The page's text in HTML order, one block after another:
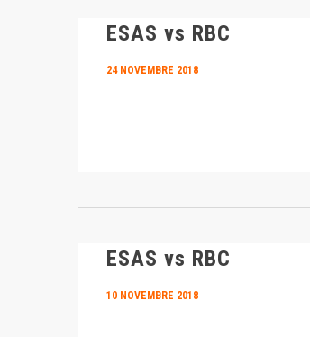
ESAS vs RBC
24 NOVEMBRE 2018
ESAS vs RBC
10 NOVEMBRE 2018